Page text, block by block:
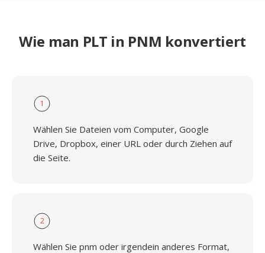
Wie man PLT in PNM konvertiert
1
Wählen Sie Dateien vom Computer, Google
Drive, Dropbox, einer URL oder durch Ziehen auf
die Seite.
2
Wählen Sie pnm oder irgendein anderes Format,